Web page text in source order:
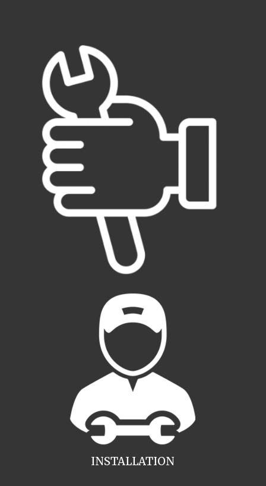
INSTALLATION